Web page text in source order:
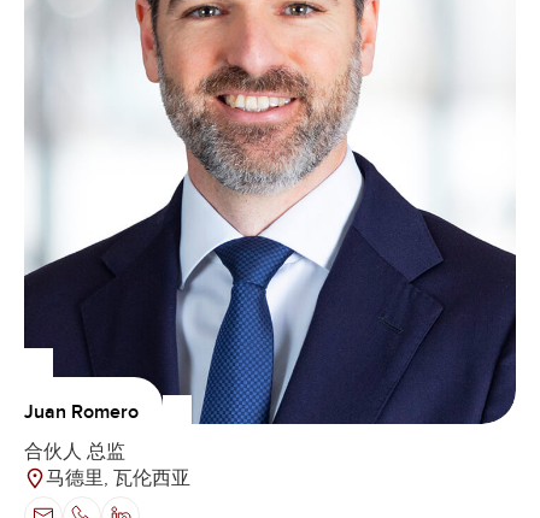
Juan Romero
合伙人 总监
马德里, 瓦伦西亚